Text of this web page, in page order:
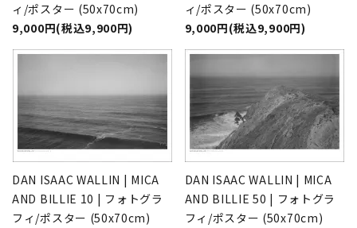
ィ/ポスター (50x70cm)
9,000円(税込9,900円)
ィ/ポスター (50x70cm)
9,000円(税込9,900円)
DAN ISAAC WALLIN | MICA
AND BILLIE 10 | フォトグラ
フィ/ポスター (50x70cm)
DAN ISAAC WALLIN | MICA
AND BILLIE 50 | フォトグラ
フィ/ポスター (50x70cm)